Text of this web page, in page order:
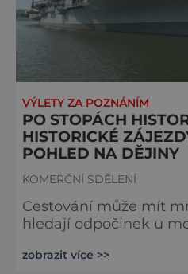
VÝLETY ZA POZNÁNÍM
PO STOPÁCH
HISTORICKÉ
POHLED NA DĚJINY
KOMERČNÍ SDĚLENÍ
Cestování může mít
hledají odpočinek u
cest která spojuje
zobrazit více >>